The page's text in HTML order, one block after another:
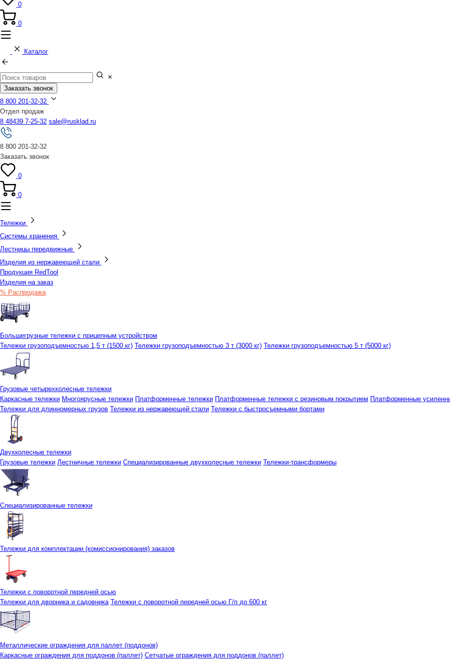
0
0
Каталог
Заказать звонок
8 800 201-32-32
Отдел продаж
8 48439 7-25-32 sale@rusklad.ru
8 800 201-32-32
Заказать звонок
0
0
Тележки
Системы хранения
Лестницы передвижные
Изделия из нержавеющей стали
Продукция RedTool
Изделия на заказ
% Распродажа
Большегрузные тележки с прицепным устройством
Тележки грузоподъемностью 1,5 т (1500 кг) Тележки грузоподъемностью 3 т (3000 кг) Тележки грузоподъемностью 5 т (5000 кг)
Грузовые четырехколесные тележки
Каркасные тележки Многоярусные тележки Платформенные тележки Платформенные тележки с резиновым покрытием Платформенные
Тележки для длинномерных грузов Тележки из нержавеющей стали Тележки с быстросъемными бортами
Двухколесные тележки
Грузовые тележки Лестничные тележки Специализированные двухколесные тележки Тележки-трансформеры
Специализированные тележки
Тележки для комплектации (комиссионирования) заказов
Тележки с поворотной передней осью
Тележки для дворника и садовника Тележки с поворотной передней осью Г/п до 600 кг
Металлические ограждения для паллет (поддонов)
Каркасные ограждения для поддонов (паллет) Сетчатые ограждения для поддонов (паллет)